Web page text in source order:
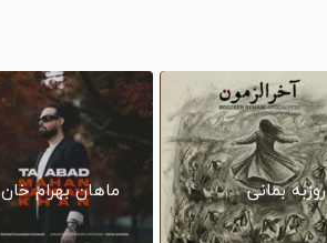
روزبه بمانی ماهان بهرام خان